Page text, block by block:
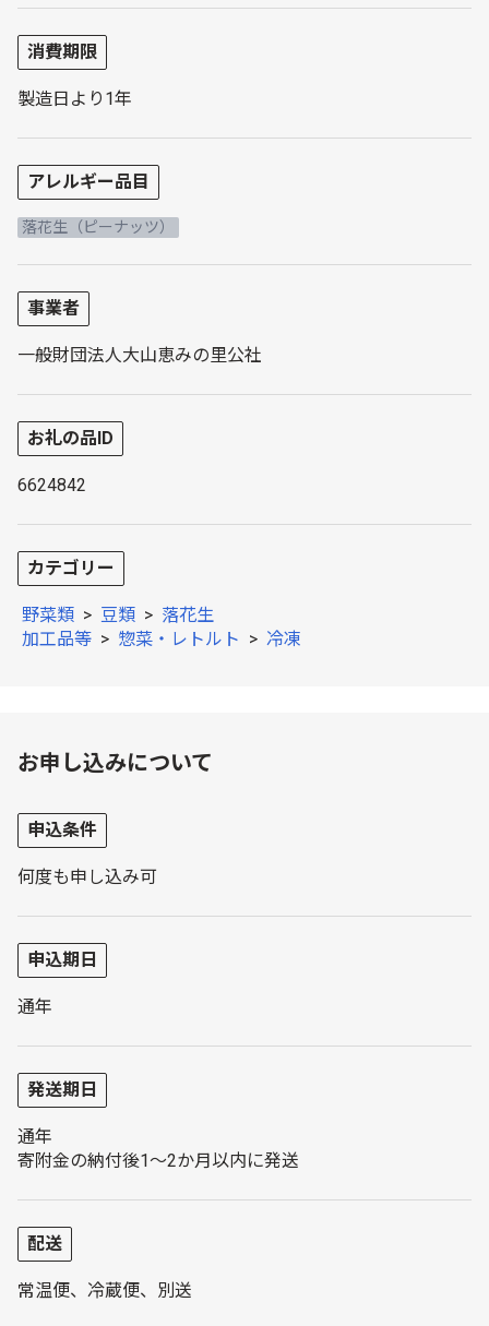
消費期限
製造日より1年
アレルギー品目
落花生（ピーナッツ）
事業者
一般財団法人大山恵みの里公社
お礼の品ID
6624842
カテゴリー
野菜類 > 豆類 > 落花生
加工品等 > 惣菜・レトルト > 冷凍
お申し込みについて
申込条件
何度も申し込み可
申込期日
通年
発送期日
通年
寄附金の納付後1～2か月以内に発送
配送
常温便、冷蔵便、別送